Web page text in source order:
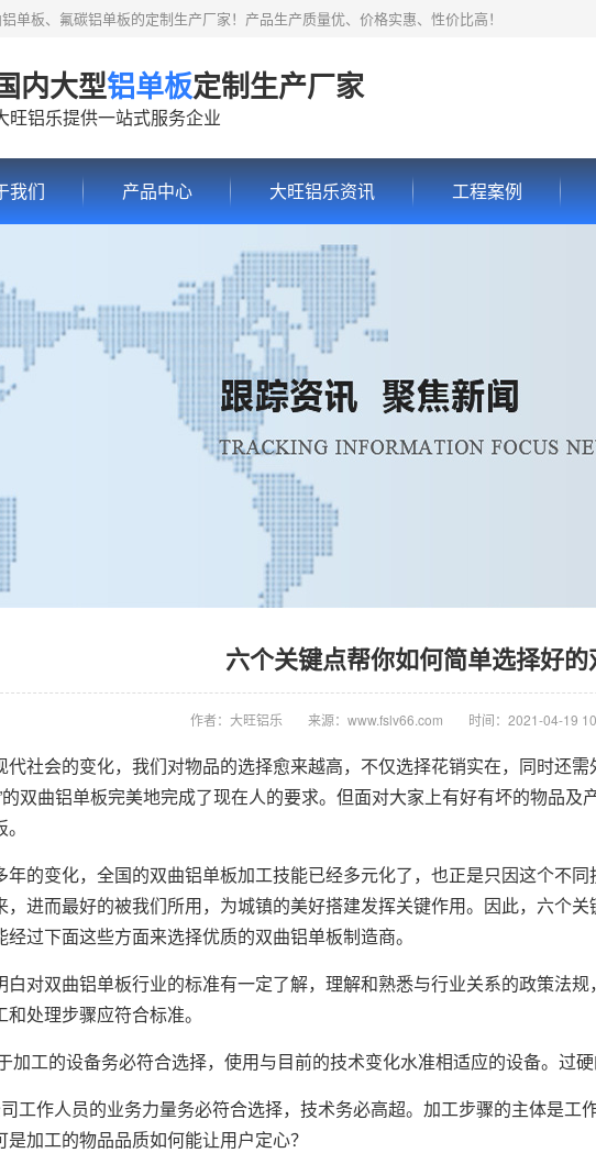
单板、氟碳铝单板的定制生产厂家！产品生产质量优、价格实惠、性价比高！
内大型铝单板定制生产厂家
旺铝乐提供一站式服务企业
我们 产品中心 大旺铝乐资讯 工程案例
六个关键点帮你如何简单选择好
作者：大旺铝乐 来源：www.fslv66.com 时间：2021-04-19
代社会的变化，我们对物品的选择愈来越高，不仅选择花销实在，同时还
的双曲铝单板完美地完成了现在人的要求。但面对大家上有好有坏的物品
年的变化，全国的双曲铝单板加工技能已经多元化了，也正是只因这个不同
，进而最好的被我们所用，为城镇的美好搭建发挥关键作用。因此，六个
经过下面这些方面来选择优质的双曲铝单板制造商。
白对双曲铝单板行业的标准有一定了解，理解和熟悉与行业关系的政策法
和处理步骤应符合标准。
加工的设备务必符合选择，使用与目前的技术变化水准相适应的设备。过
工作人员的业务力量务必符合选择，技术务必高超。加工步骤的主体是工
是加工的物品品质如何能让用户定心？